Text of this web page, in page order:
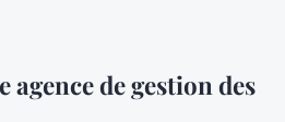
de gestion des